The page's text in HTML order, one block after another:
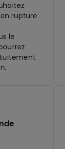
rupture
le